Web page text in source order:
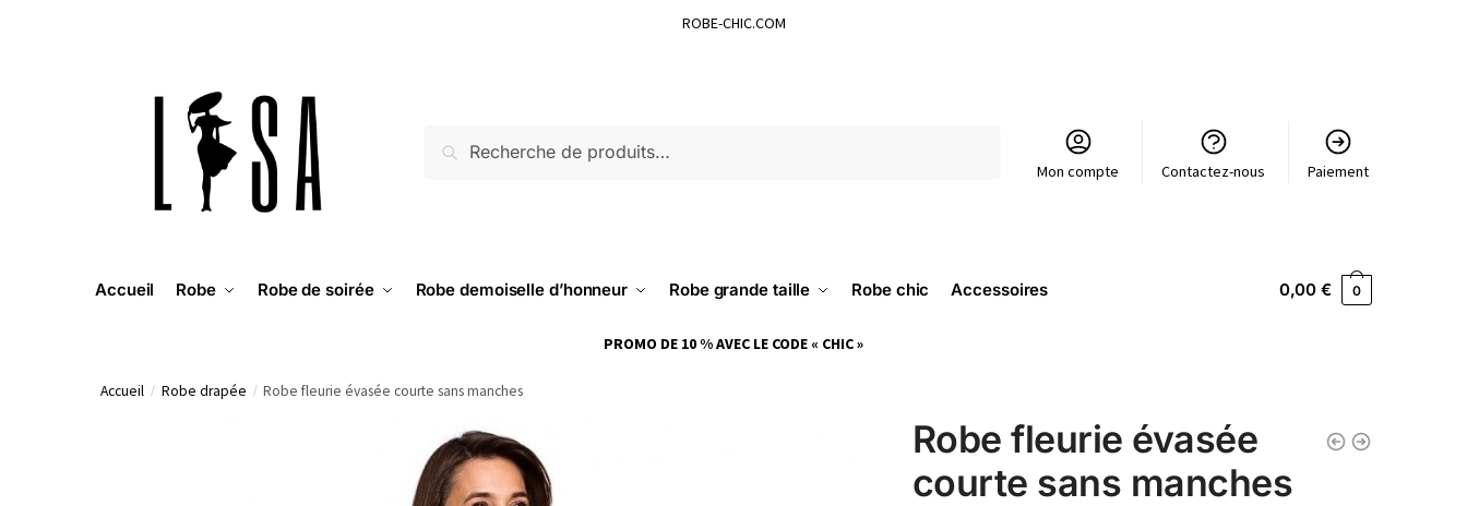
ROBE-CHIC.COM
RECHERCHE
Mon compte Contactez-nous Paiement
Accueil Robe Robe de soirée Robe demoiselle d’honneur Robe grande taille Robe chic Accessoires 0,00€ 0
PROMO DE 10 % AVEC LE CODE « CHIC »
Accueil / Robe drapée / Robe fleurie évasée courte sans manches
Robe fleurie évasée
courte sans manches